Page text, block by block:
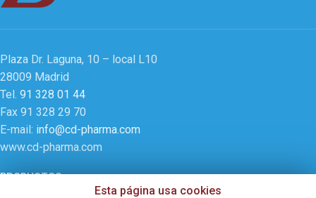
Plaza Dr. Laguna, 10 – local L10
28009 Madrid
Tel. 91 328 01 44
Fax 91 328 29 70
E-mail: info@cd-pharma.com
www.cd-pharma.com
PRODUCTOS
Esta página usa cookies